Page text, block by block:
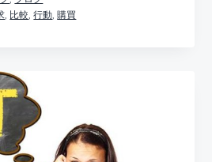
, 比較,行動,購買